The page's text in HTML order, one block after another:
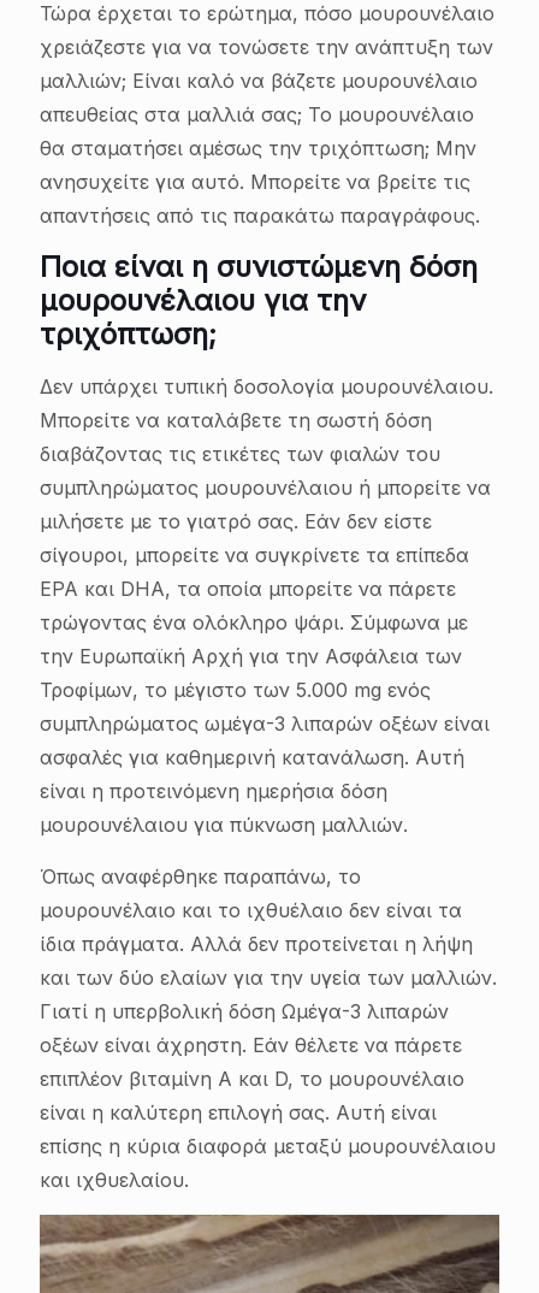
Τώρα έρχεται το ερώτημα, πόσο μουρουνέλαιο
χρειάζεστε για να τονώσετε την ανάπτυξη των
μαλλιών; Είναι καλό να βάζετε μουρουνέλαιο
απευθείας στα μαλλιά σας; Το μουρουνέλαιο
θα σταματήσει αμέσως την τριχόπτωση; Μην
ανησυχείτε για αυτό. Μπορείτε να βρείτε τις
απαντήσεις από τις παρακάτω παραγράφους.
Ποια είναι η συνιστώμενη δόση
μουρουνέλαιου για την
τριχόπτωση;
Δεν υπάρχει τυπική δοσολογία μουρουνέλαιου.
Μπορείτε να καταλάβετε τη σωστή δόση
διαβάζοντας τις ετικέτες των φιαλών του
συμπληρώματος μουρουνέλαιου ή μπορείτε να
μιλήσετε με το γιατρό σας. Εάν δεν είστε
σίγουροι, μπορείτε να συγκρίνετε τα επίπεδα
EPA και DHA, τα οποία μπορείτε να πάρετε
τρώγοντας ένα ολόκληρο ψάρι. Σύμφωνα με
την Ευρωπαϊκή Αρχή για την Ασφάλεια των
Τροφίμων, το μέγιστο των 5.000 mg ενός
συμπληρώματος ωμέγα-3 λιπαρών οξέων είναι
ασφαλές για καθημερινή κατανάλωση. Αυτή
είναι η προτεινόμενη ημερήσια δόση
μουρουνέλαιου για πύκνωση μαλλιών.
Όπως αναφέρθηκε παραπάνω, το
μουρουνέλαιο και το ιχθυέλαιο δεν είναι τα
ίδια πράγματα. Αλλά δεν προτείνεται η λήψη
και των δύο ελαίων για την υγεία των μαλλιών.
Γιατί η υπερβολική δόση Ωμέγα-3 λιπαρών
οξέων είναι άχρηστη. Εάν θέλετε να πάρετε
επιπλέον βιταμίνη Α και D, το μουρουνέλαιο
είναι η καλύτερη επιλογή σας. Αυτή είναι
επίσης η κύρια διαφορά μεταξύ μουρουνέλαιου
και ιχθυελαίου.